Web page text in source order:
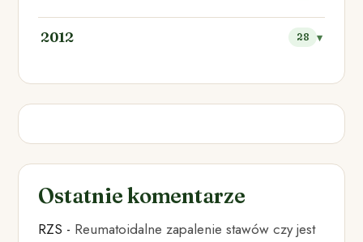
2012 28
Ostatnie komentarze
RZS - Reumatoidalne zapalenie stawów czy jest